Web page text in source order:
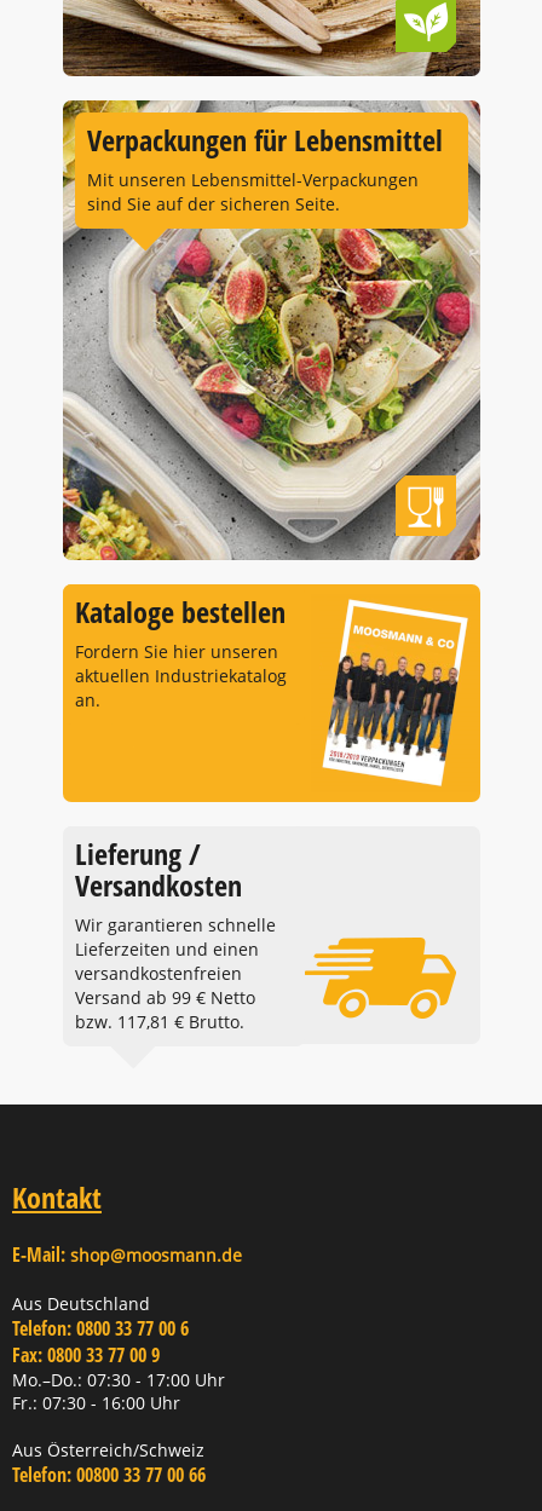
Verpackungen für Lebensmittel
Mit unseren Lebensmittel-Verpackungen
sind Sie auf der sicheren Seite.
Kataloge bestellen
Fordern Sie hier unseren
aktuellen Industriekatalog
an.
Lieferung /
Versandkosten
Wir garantieren schnelle
Lieferzeiten und einen
versandkostenfreien
Versand ab 99 € Netto
bzw. 117,81 € Brutto.
Kontakt
E-Mail: shop@moosmann.de
Aus Deutschland
Telefon:0800 33 77 00 6
Fax:0800 33 77 00 9
Mo.–Do.: 07:30 - 17:00 Uhr
Fr.: 07:30 - 16:00 Uhr
Aus Österreich/Schweiz
Telefon:00800 33 77 00 66